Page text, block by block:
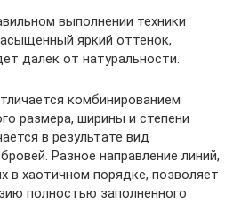
выполнении техники
яркий оттенок,
далек от натуральности.
комбинированием
размера, ширины и степени
в результате вид
Разное направление линий,
в хаотичном порядке, позволяет
полностью заполненного